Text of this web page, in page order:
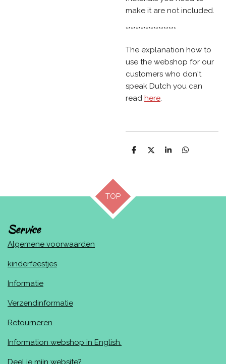
make it are not included.
********************
The explanation how to
use the webshop for our
customers who don't
speak Dutch you can
read here.
D
D
S
D
TOP
Service
Algemene voorwaarden
kinderfeestjes
Informatie
Verzendinformatie
Retourneren
Information webshop in English.